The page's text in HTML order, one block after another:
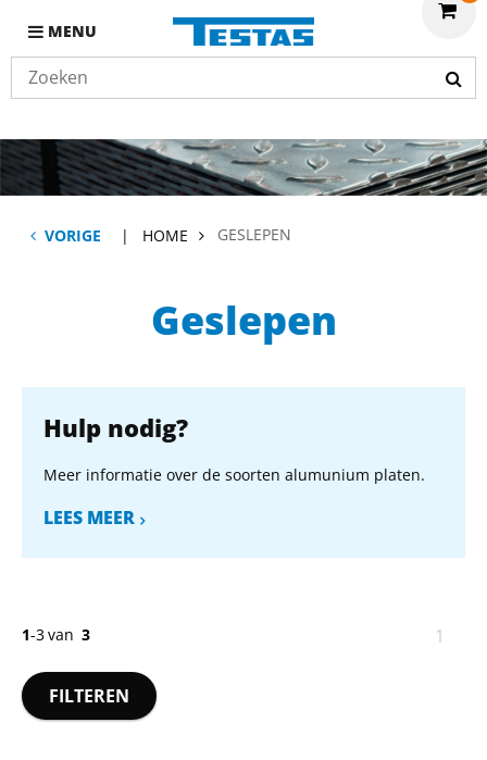
MENU
VORIGE HOME GESLEPEN
Geslepen
Hulp nodig?
Meer informatie over de soorten alumunium platen.
LEES MEER
1-3van 3
U1
FILTEREN